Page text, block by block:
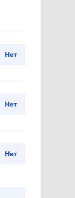
Нет
Нет
Нет